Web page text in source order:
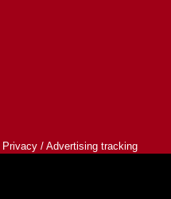
Privacy / Advertising tracking